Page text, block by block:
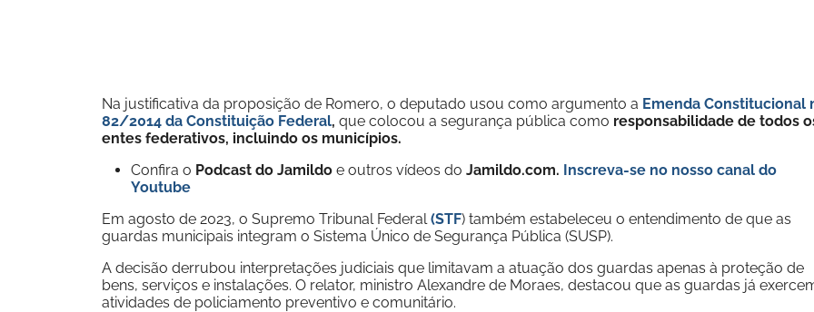
Na justificativa da proposição de Romero, o deputado usou como argumento a Emenda Constitucional
82/2014 da Constituição Federal, que colocou a segurança pública como responsabilidade de todos
entes federativos, incluindo os municípios.
Confira o Podcast do Jamildo e outros vídeos do Jamildo.com. Inscreva-se no nosso canal do
Youtube
Em agosto de 2023, o Supremo Tribunal Federal(STF) também estabeleceu o entendimento de que as
guardas municipais integram o Sistema Único de Segurança Pública (SUSP).
A decisão derrubou interpretações judiciais que limitavam a atuação dos guardas apenas à proteção de
bens, serviços e instalações. O relator, ministro Alexandre de Moraes, destacou que as guardas já
atividades de policiamento preventivo e comunitário.